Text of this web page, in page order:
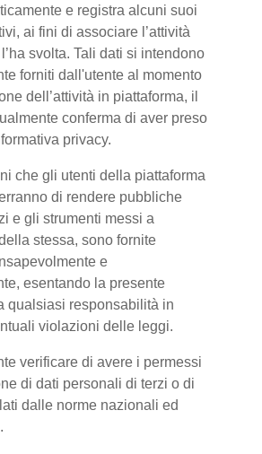
e registra alcuni suoi
ai fini di associare l’attività
svolta. Tali dati si intendono
forniti dall'utente al momento
dell’attività in piattaforma, il
conferma di aver preso
privacy.
che gli utenti della piattaforma
di rendere pubbliche
e gli strumenti messi a
stessa, sono fornite
e
esentando la presente
qualsiasi responsabilità in
violazioni delle leggi.
verificare di avere i permessi
di dati personali di terzi o di
dalle norme nazionali ed